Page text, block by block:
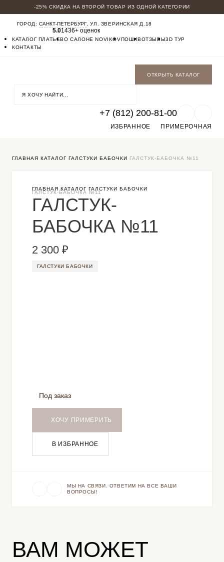
-25% СКИДКА НА ВТОРОЙ ТОВАР ИЗ ОДНОЙ КАТЕГОРИИ
ГОРОД: САНКТ-ПЕТЕРБУРГ, УЛ. ЗВЕРИНСКАЯ Д.18
5.01436+ оценок
КАТАЛОГ ПЛАТЬЕВО САЛОНЕ NOVIKOVПОШИВОТЗЫВЫ3D ТУР
КОНТАКТЫ
ОТКРЫТЬ КАТАЛОГ
+7 (812) 200-81-00
ИЗБРАННОЕ ПРИМЕРОЧНАЯ
ГЛАВНАЯ КАТАЛОГ ГАЛСТУКИ БАБОЧКИ ГАЛСТУК-БАБОЧКА №11
ГЛАВНАЯ КАТАЛОГ ГАЛСТУКИ БАБОЧКИ
ГАЛСТУК-БАБОЧКА №11
ГАЛСТУК-
БАБОЧКА №11
2 300 ₽
ГАЛСТУКИ БАБОЧКИ
Под заказ
ХОЧУ ПРИМЕРИТЬ
В ИЗБРАННОЕ
МЫ НА СВЯЗИ. ОТВЕТИМ НА ВСЕ ВАШИ
ВОПРОСЫ!
ВАМ МОЖЕТ
КАТАЛОГ
МУЖСКИЕ КОСТЮМЫ
БАДЛОНЫ
ПАЛЬТО